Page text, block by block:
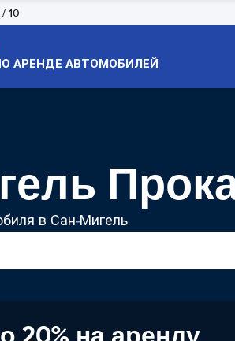
/ 10
АРЕНДЕ АВТОМОБИЛЕЙ
в Сан-Мигель